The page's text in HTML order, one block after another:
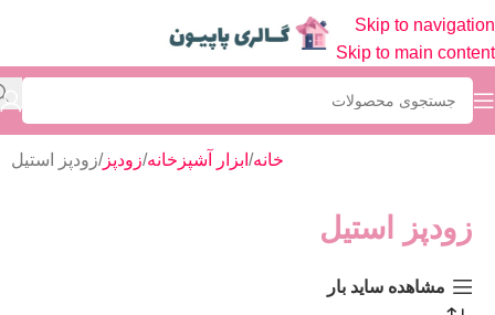
Skip to navigation
Skip to main content
خانه ابزار آشپزخانه زودپز زودپز استیل
زودپز استیل
مشاهده ساید بار